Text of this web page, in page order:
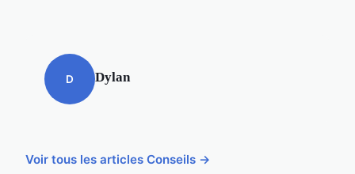
D Dylan
Voir tous les articles Conseils →